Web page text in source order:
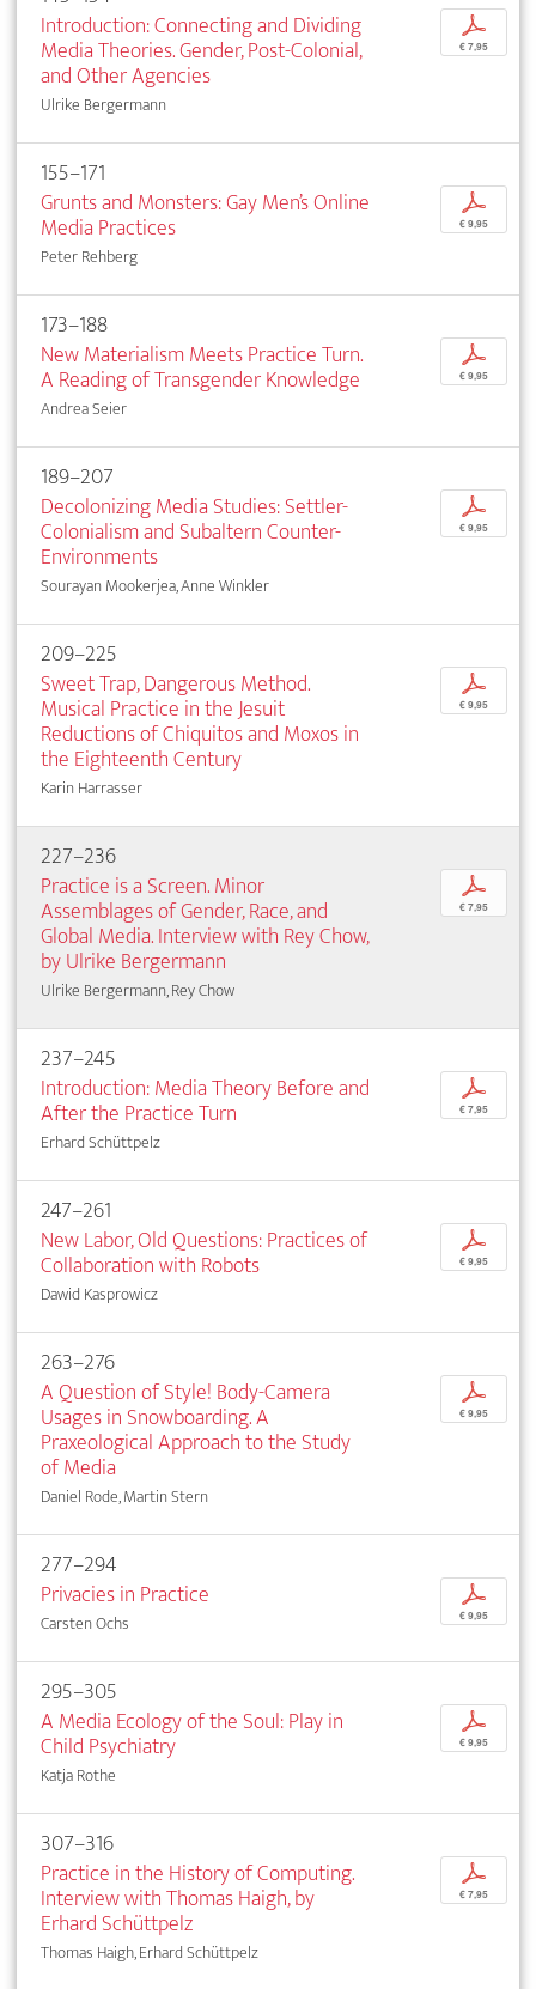
Introduction: Connecting and Dividing
Media Theories. Gender, Post-Colonial,
and Other Agencies
Ulrike Bergermann
p
€ 7,95
155–171
Grunts and Monsters: Gay Men’s Online
Media Practices
Peter Rehberg
p
€ 9,95
173–188
New Materialism Meets Practice Turn.
A Reading of Transgender Knowledge
Andrea Seier
p
€ 9,95
189–207
Decolonizing Media Studies: Settler-
Colonialism and Subaltern Counter-
Environments
Sourayan Mookerjea, Anne Winkler
p
€ 9,95
209–225
Sweet Trap, Dangerous Method.
Musical Practice in the Jesuit
Reductions of Chiquitos and Moxos in
the Eighteenth Century
Karin Harrasser
p
€ 9,95
227–236
Practice is a Screen. Minor
Assemblages of Gender, Race, and
Global Media. Interview with Rey Chow,
by Ulrike Bergermann
Ulrike Bergermann, Rey Chow
p
€ 7,95
237–245
Introduction: Media Theory Before and
After the Practice Turn
Erhard Schüttpelz
p
€ 7,95
247–261
New Labor, Old Questions: Practices of
Collaboration with Robots
Dawid Kasprowicz
p
€ 9,95
263–276
A Question of Style! Body-Camera
Usages in Snowboarding. A
Praxeological Approach to the Study
of Media
Daniel Rode, Martin Stern
p
€ 9,95
277–294
Privacies in Practice
Carsten Ochs
p
€ 9,95
295–305
A Media Ecology of the Soul: Play in
Child Psychiatry
Katja Rothe
p
€ 9,95
307–316
Practice in the History of Computing.
Interview with Thomas Haigh, by
Erhard Schüttpelz
Thomas Haigh, Erhard Schüttpelz
p
€ 7,95